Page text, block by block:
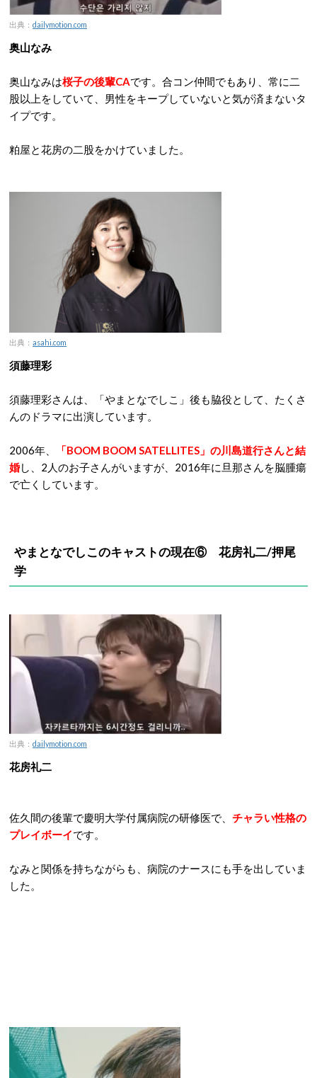
出典： dailymotion.com
奥山なみ
奥山なみは桜子の後輩CAです。合コン仲間でもあり、常に二
股以上をしていて、男性をキープしていないと気が済まないタ
イプです。
粕屋と花房の二股をかけていました。
出典： asahi.com
須藤理彩
須藤理彩さんは、「やまとなでしこ」後も脇役として、たくさ
んのドラマに出演しています。
2006年、
「BOOM BOOM SATELLITES」の川島道行さんと結
婚し、2人のお子さんがいますが、2016年に旦那さんを脳腫瘍
で亡くしています。
やまとなでしこのキャストの現在⑥ 花房礼二/押尾
学
出典： dailymotion.com
花房礼二
佐久間の後輩で慶明大学付属病院の研修医で、 チャラい性格の
プレイボーイです。
なみと関係を持ちながらも、病院のナースにも手を出していま
した。